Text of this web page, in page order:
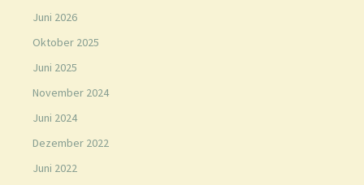
Juni 2026
Oktober 2025
Juni 2025
November 2024
Juni 2024
Dezember 2022
Juni 2022